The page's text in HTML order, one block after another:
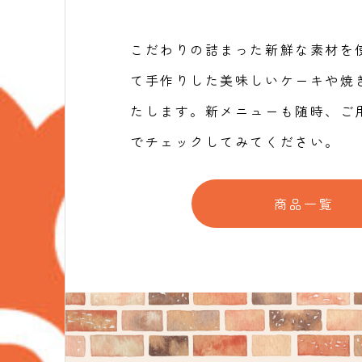
こだわりの詰まった新鮮な素材を
て手作りした美味しいケーキや焼
たします。新メニューも随時、ご
でチェックしてみてください。
商品一覧